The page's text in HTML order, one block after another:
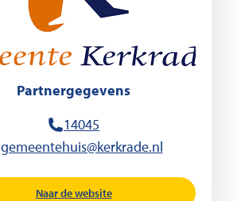
Partnergegevens
14045
gemeentehuis@kerkrade.nl
Naar de website